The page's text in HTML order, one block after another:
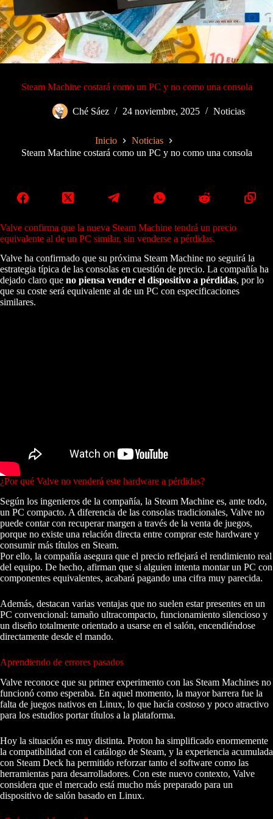
Steam Machine costará como un PC y no como una consola
Ché Sáez 24 noviembre, 2025 Noticias
Inicio
Noticias
Steam Machine costará como un PC y no como una consola
Valve confirma que la nueva Steam Machine tendrá un precio
equivalente al de un PC similar, sin venderse a pérdidas.
Valve ha confirmado que su próxima Steam Machine no seguirá la
estrategia típica de las consolas en cuestión de precio. La compañía ha
dejado claro que no piensa vender el dispositivo a pérdidas, por lo
que su coste será equivalente al de un PC con especificaciones
similares.
¿Por qué Valve no venderá este hardware a pérdidas?
Según los ingenieros de la compañía, la Steam Machine es, ante todo,
un PC compacto. A diferencia de las consolas tradicionales, Valve no
puede contar con recuperar margen a través de la venta de juegos,
porque no existe una relación directa entre comprar este hardware y
consumir más títulos en Steam.
Por ello, la compañía asegura que el precio reflejará el rendimiento real
del equipo. De hecho, afirman que si alguien intenta montar un PC con
componentes equivalentes, acabará pagando una cifra muy parecida.
Además, destacan varias ventajas que no suelen estar presentes en un
PC convencional: tamaño ultracompacto, funcionamiento silencioso y
un diseño totalmente orientado a usarse en el salón, encendiéndose
directamente desde el mando.
Aprendiendo de errores pasados
Valve reconoce que su primer experimento con las Steam Machines no
funcionó como esperaba. En aquel momento, la mayor barrera fue la
falta de juegos nativos en Linux, lo que hacía costoso y poco atractivo
para los estudios portar títulos a la plataforma.
Hoy la situación es muy distinta. Proton ha simplificado enormemente
la compatibilidad con el catálogo de Steam, y la experiencia acumulada
con Steam Deck ha permitido reforzar tanto el software como las
herramientas para desarrolladores. Con este nuevo contexto, Valve
considera que el mercado está mucho más preparado para un
dispositivo de salón basado en Linux.